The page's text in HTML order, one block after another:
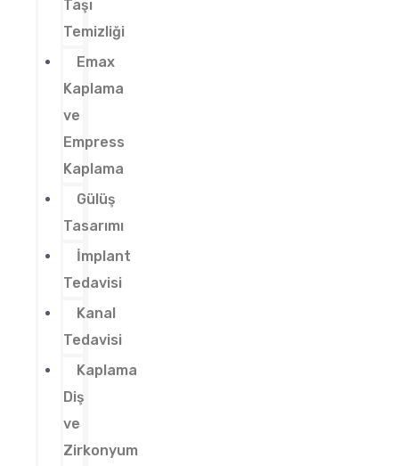
Taşı
Temizliği
Emax
Kaplama
ve
Empress
Kaplama
Gülüş
Tasarımı
İmplant
Tedavisi
Kanal
Tedavisi
Kaplama
Diş
ve
Zirkonyum